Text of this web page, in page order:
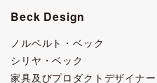
Beck Design
ノルベルト・ベック
シリヤ・ベック
家具及びプロダクトデザイナ